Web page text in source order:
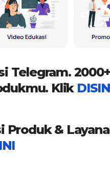
Telegram.
Klik
Produk &